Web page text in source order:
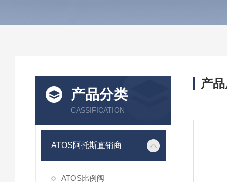
产品分类
CASSIFICATION
ATOS阿托斯直销商
ATOS比例阀
产